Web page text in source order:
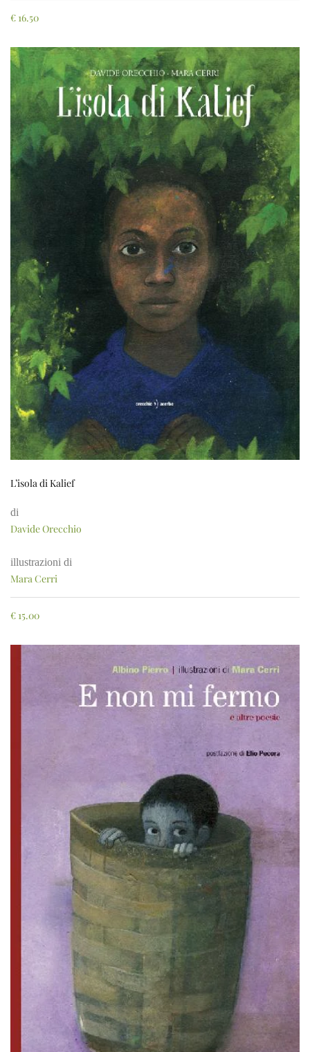
€ 16.50
L’isola di Kalief
di
Davide Orecchio
illustrazioni di
Mara Cerri
€ 15.00